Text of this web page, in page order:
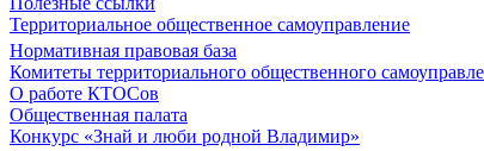
Территориальное общественное самоуправление
Нормативная правовая база
Комитеты территориального общественного
О работе КТОСов
Общественная палата
Конкурс «Знай и люби родной Владимир»